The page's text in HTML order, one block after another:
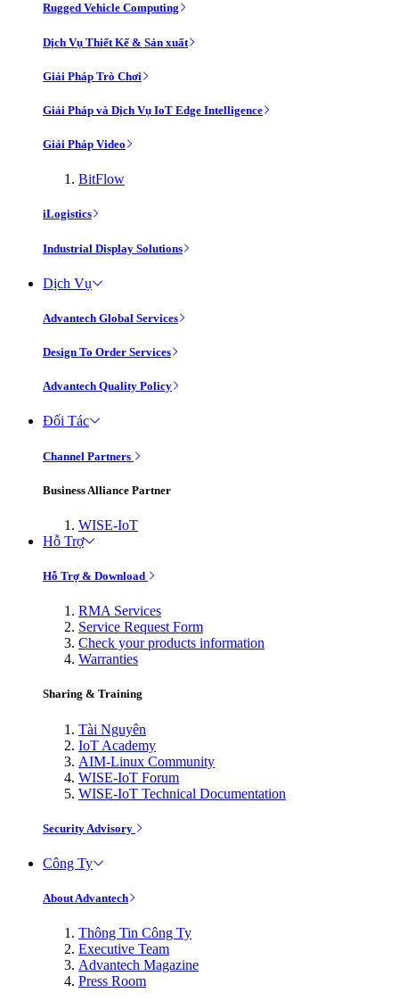
Rugged Vehicle Computing
Dịch Vụ Thiết Kế & Sản xuất
Giải Pháp Trò Chơi
Giải Pháp và Dịch Vụ IoT Edge Intelligence
Giải Pháp Video
BitFlow
iLogistics
Industrial Display Solutions
Dịch Vụ
Advantech Global Services
Design To Order Services
Advantech Quality Policy
Đối Tác
Channel Partners
Business Alliance Partner
WISE-IoT
Hỗ Trợ
Hỗ Trợ & Download
RMA Services
Service Request Form
Check your products information
Warranties
Sharing & Training
Tài Nguyên
IoT Academy
AIM-Linux Community
WISE-IoT Forum
WISE-IoT Technical Documentation
Security Advisory
Công Ty
About Advantech
Thông Tin Công Ty
Executive Team
Advantech Magazine
Press Room